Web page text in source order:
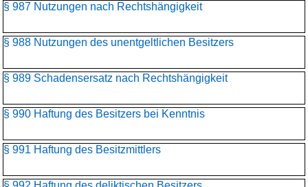
§ 987 Nutzungen nach Rechtshängigkeit
§ 988 Nutzungen des unentgeltlichen Besitzers
§ 989 Schadensersatz nach Rechtshängigkeit
§ 990 Haftung des Besitzers bei Kenntnis
§ 991 Haftung des Besitzmittlers